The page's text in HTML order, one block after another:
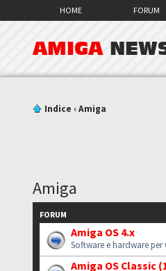
HOME FORUM
AMIGA
Indice ‹Amiga
Amiga
FORUM
Amiga OS 4.x
Software e hardware per
Amiga OS Classic